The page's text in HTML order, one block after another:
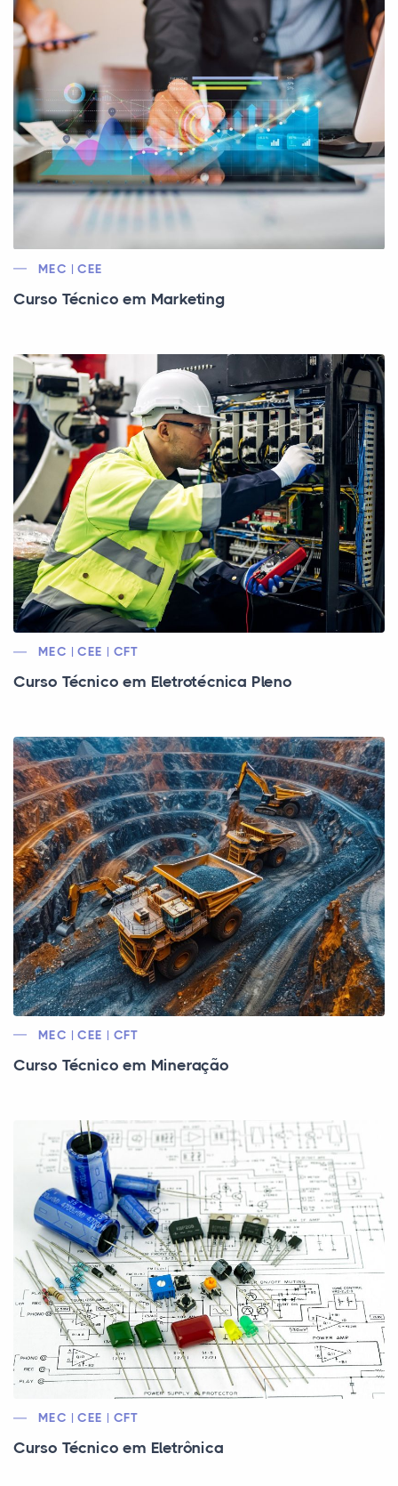
MEC | CEE
Curso Técnico em Marketing
MEC | CEE | CFT
Curso Técnico em Eletrotécnica Pleno
MEC | CEE | CFT
Curso Técnico em Mineração
MEC | CEE | CFT
Curso Técnico em Eletrônica